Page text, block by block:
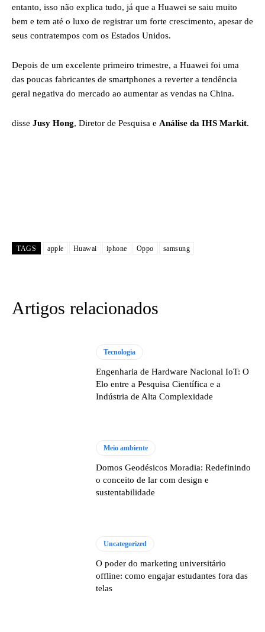
entanto, isso não explica tudo, já que a Huawei se saiu muito
bem e tem até o luxo de registrar um forte crescimento, apesar de
seus contratempos com os Estados Unidos.
Depois de um excelente primeiro trimestre, a Huawei foi uma
das poucas fabricantes de smartphones a reverter a tendência
geral negativa do mercado ao aumentar as vendas na China.
disse Jusy Hong, Diretor de Pesquisa e Análise da IHS Markit.
TAGS apple Huawai iphone Oppo samsung
Artigos relacionados
Tecnologia
Engenharia de Hardware Nacional IoT: O
Elo entre a Pesquisa Científica e a
Indústria de Alta Complexidade
Meio ambiente
Domos Geodésicos Moradia: Redefinindo
o conceito de lar com design e
sustentabilidade
Uncategorized
O poder do marketing universitário
offline: como engajar estudantes fora das
telas